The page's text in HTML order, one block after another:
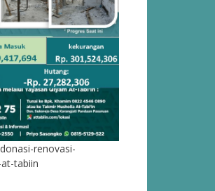
renovasi-
tabiin